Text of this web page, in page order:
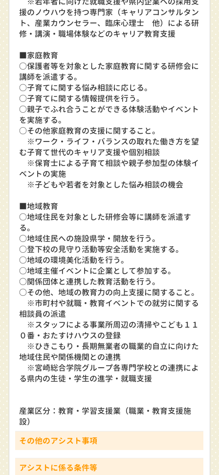
援のノウハウを持つ専門家（キャリアコンサルタン
ト、産業カウンセラー、臨床心理士 他）による研
修・講演・職場体験などのキャリア教育支援
■家庭教育
○保護者等を対象とした家庭教育に関する研修会に
講師を派遣する。
○子育てに関する悩み相談に応じる。
○子育てに関する情報提供を行う。
○親子でふれ合うことができる体験活動やイベント
を実施する。
○その他家庭教育の支援に関すること。
※ワーク・ライフ・バランスの取れた働き方を望
む子育て世代のキャリア支援や個別相談
※保育士による子育て相談や親子参加型の体験イ
ベントの実施
※子どもや若者を対象とした悩み相談の機会
■地域教育
○地域住民を対象とした研修会等に講師を派遣す
る。
○地域住民への施設県学・開放を行う。
○登下校の見守り活動等安全活動を実施する。
○地域の環境美化活動を行う。
○地域主催イベントに企業として参加する。
○関係団体と連携した教育活動を行う。
○その他、地域の教育力の向上支援に関すること。
※市町村や就職・教育イベントでの就労に関する
相談員の派遣
※スタッフによる事業所周辺の清掃やこども１１
０番・おたすけハウスの登録
※ひきこもり・長期無業者の職業的自立に向けた
地域住民や関係機関との連携
※宮崎総合学院グループ各専門学校との連携によ
る県内の生徒・学生の進学・就職支援
産業区分：教育・学習支援業（職業・教育支援施
設）
その他のアシスト事項
アシストに係る条件等